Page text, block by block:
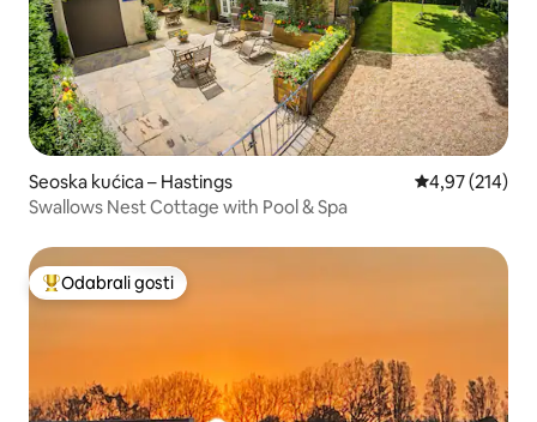
Seoska kućica – Hastings Prosječna
4,97 (214)
Swallows Nest Cottage with Pool & Spa
Među najviše rangiranima s oznakom „Odabrali gosti”
Odabrali gosti